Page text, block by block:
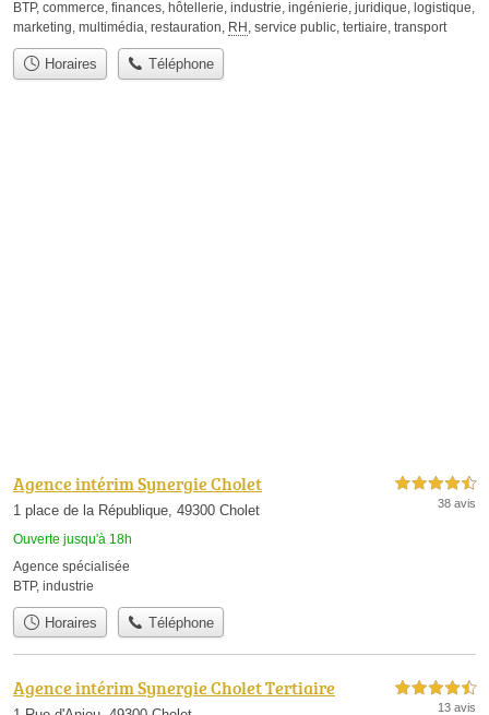
BTP, commerce, finances, hôtellerie, industrie, ingénierie, juridique, logistique,
marketing, multimédia, restauration, RH , service public, tertiaire, transport
Horaires Téléphone
Agence intérim Synergie Cholet
1 place de la République, 49300 Cholet
Ouverte jusqu'à 18h
4,5 étoiles sur 5
38 avis
Agence spécialisée
BTP, industrie
Horaires Téléphone
Agence intérim Synergie Cholet Tertiaire 4,5 étoiles sur 5
13 avis